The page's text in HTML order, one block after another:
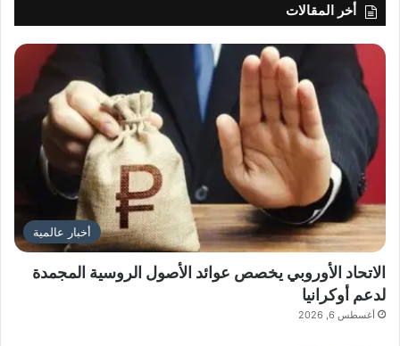
أخر المقالات
أخبار عالمية
الاتحاد الأوروبي يخصص عوائد الأصول الروسية المجمدة
لدعم أوكرانيا
أغسطس 6, 2026